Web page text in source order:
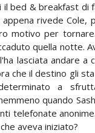
bed & breakfast di
rivede Cole,
motivo per
quella notte.
lasciata andare a
che il destino gli
a
quando
telefonate
aveva iniziato?